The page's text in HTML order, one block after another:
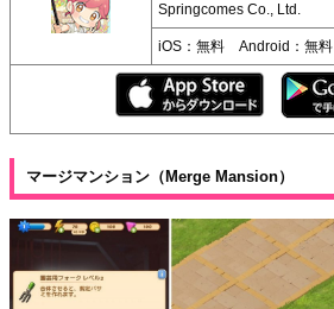
Springcomes Co., Ltd.
iOS：無料 Android：無料
マージマンション（Merge Mansion）